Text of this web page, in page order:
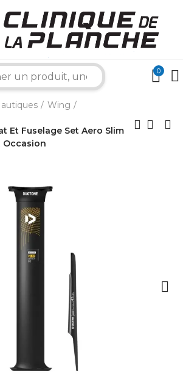
0
Wing
Et Fuselage Set Aero Slim
Occasion
×
suis votre expert nautique.
je vous aider aujourd'hui ?